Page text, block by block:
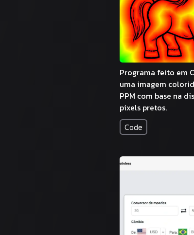
Programa feito em
uma imagem
PPM com base na
pixels pretos.
Code